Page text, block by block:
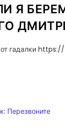
Я
гадалки